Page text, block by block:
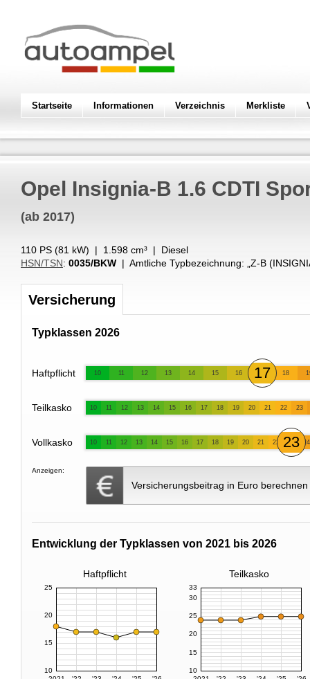
Startseite Informationen Verzeichnis Merkliste
Opel Insignia-B 1.6 CDTI
(ab 2017)
110 PS (81 kW) | 1.598 cm³ | Diesel
HSN/TSN: 0035/BKW | Amtliche Typbezeichnung: „ Z-B
Versicherung
Typklassen 2026
Haftpflicht 10 11 12 13 14 15 16 17 18
Teilkasko 10 11 12 13 14 15 16 17 18 19 20 21 22 23
Vollkasko 10 11 12 13 14 15 16 17 18 19 20 21 22 23 24
Anzeigen:
Versicherungsbeitrag in Euro berechnen
Entwicklung der Typklassen von 2021 bis 2026
Haftpflicht Teilkasko
10
15
20
25
10
15
20
25
30
33